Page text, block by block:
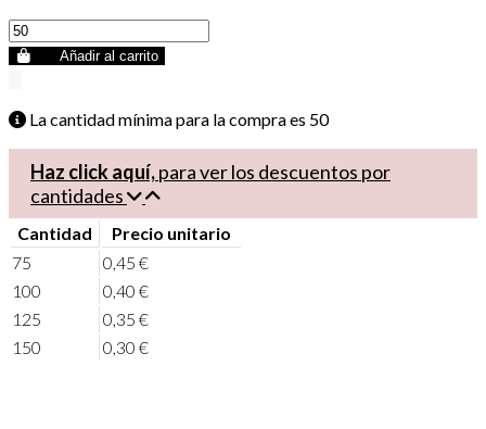
Añadir al carrito
La cantidad mínima para la compra es 50
Haz click aquí,para ver los descuentos por
cantidades
Cantidad
Precio unitario
75
0,45 €
100
0,40 €
125
0,35 €
150
0,30 €